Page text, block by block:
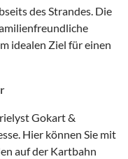
des Strandes. Die
idealen Ziel für einen
Gokart &
Hier können Sie mit
auf der Kartbahn